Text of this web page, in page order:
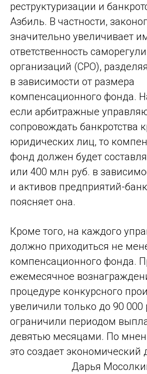
реструктуризации и
Азбиль. В частности,
значительно увеличивает
ответственность
организаций (СРО),
в зависимости от размера
компенсационного фонда.
если арбитражные
сопровождать банкротства
юридических лиц, то
фонд должен будет
или 400 млн руб. в
и активов предприятий-
поясняет она.
Кроме того, на каждого
должно приходиться не
компенсационного фонда.
ежемесячное
процедуре конкурсного
увеличили только до 90 000
ограничили периодом
девятью месяцами. По
это создает экономический
Дарья